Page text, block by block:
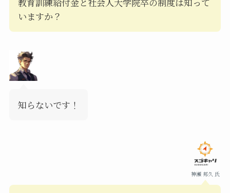
いますか？
知らないです！
神瀬 邦久 氏